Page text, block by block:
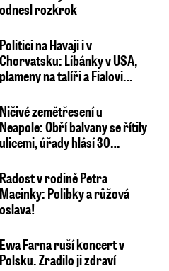
odnesl rozkrok
Politici na Havaji i v
Chorvatsku: Líbánky v USA,
plameny na talíři a Fialovi…
Ničivé zemětřesení u
Neapole: Obří balvany se řítily
ulicemi, úřady hlásí 30…
Radost v rodině Petra
Macinky: Polibky a růžová
oslava!
Ewa Farna ruší koncert v
Polsku. Zradilo ji zdraví